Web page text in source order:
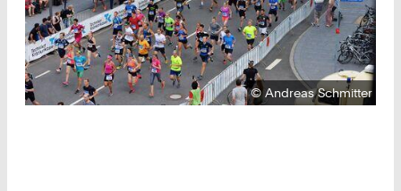
Urheberrecht:
©Andreas Schmitter